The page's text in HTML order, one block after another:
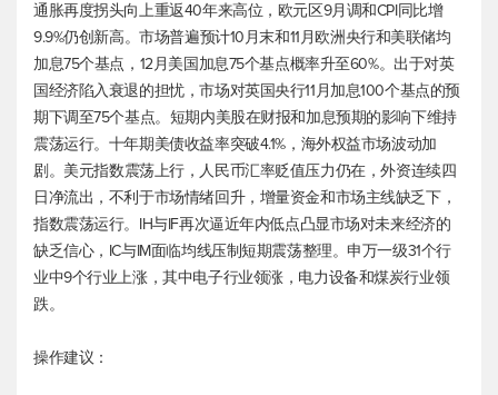
通胀再度拐头向上重返40年来高位，欧元区9月调和CPI同比增
9.9%仍创新高。市场普遍预计10月末和11月欧洲央行和美联储均
加息75个基点，12月美国加息75个基点概率升至60%。出于对英
国经济陷入衰退的担忧，市场对英国央行11月加息100个基点的预
期下调至75个基点。短期内美股在财报和加息预期的影响下维持
震荡运行。十年期美债收益率突破4.1%，海外权益市场波动加
剧。 美元指数震荡上行，人民币汇率贬值压力仍在，外资连续四
日净流出，不利于市场情绪回升，增量资金和市场主线缺乏下，
指数震荡运行。IH与IF再次逼近年内低点凸显市场对未来经济的
缺乏信心，IC与IM面临均线压制短期震荡整理。申万一级31个行
业中9个行业上涨，其中电子行业领涨，电力设备和煤炭行业领
跌。
操作建议：